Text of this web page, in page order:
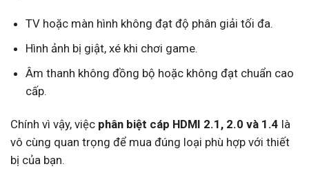
TV hoặc màn hình không đạt độ phân giải tối đa.
Hình ảnh bị giật, xé khi chơi game.
Âm thanh không đồng bộ hoặc không đạt chuẩn cao
cấp.
Chính vì vậy, việc phân biệt cáp HDMI 2.1, 2.0 và 1.4 là
vô cùng quan trọng để mua đúng loại phù hợp với thiết
bị của bạn.